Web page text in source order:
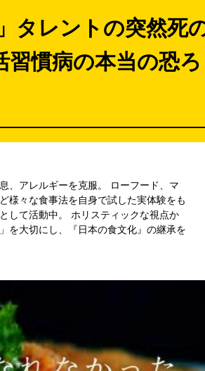
タレントの突然死
慣病の本当の恐ろ
、アレルギーを克服。 ローフード、マ
様々な食事法を自身で試した実体験をも
して活動中。 ホリスティックな視点か
を大切にし、『日本の食文化』の継承を